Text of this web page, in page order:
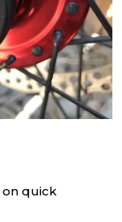
on quick